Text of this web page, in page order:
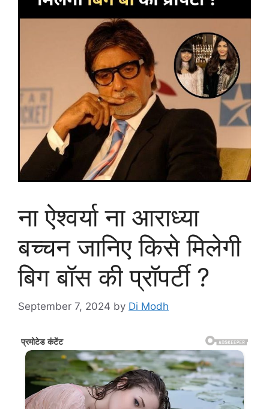
ना ऐश्वर्या ना आराध्या
बच्चन जानिए किसे मिलेगी
बिग बॉस की प्रॉपर्टी ?
September 7, 2024 by Di Modh